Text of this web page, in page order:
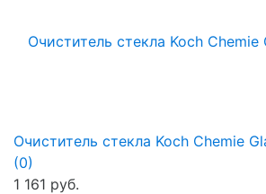
Очиститель стекла Koch Chemie
(0)
1 161 руб.